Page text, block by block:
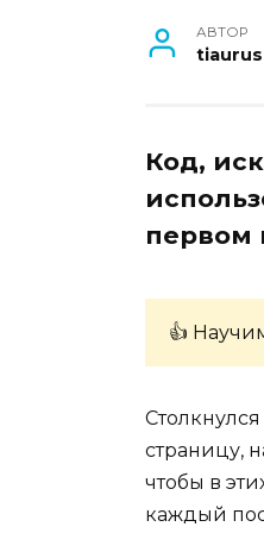
АВТОР
tiaurus
Код,
первом
👍
страницу,
чтобы в
каждый